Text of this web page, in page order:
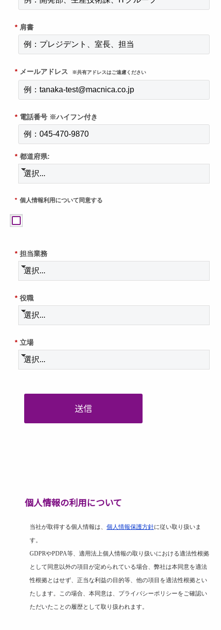
* 肩書
* メールアドレス ※共有アドレスはご遠慮ください
* 電話番号 ※ハイフン付き
* 都道府県:
* 個人情報利用について同意する
* 担当業務
* 役職
* 立場
送信
個人情報の利用について
当社が取得する個人情報は、 個人情報保護方針に従い取り扱いま
す。
GDPRやPDPA等、適用法上個人情報の取り扱いにおける適法性根拠
として同意以外の項目が定められている場合、弊社は本同意を適法
性根拠とはせず、正当な利益の目的等、他の項目を適法性根拠とい
たします。この場合、本同意は、プライバシーポリシーをご確認い
ただいたことの履歴として取り扱われます。